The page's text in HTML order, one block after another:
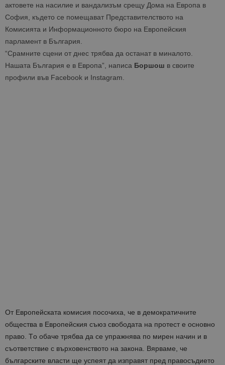
актовете на насилие и вандализъм срещу Дома на Европа в
София, където се помещават Представителството на
Комисията и Информационното бюро на Европейския
парламент в България.
“Срамните сцени от днес трябва да останат в миналото.
Нашата България е в Европа”, написа Боршош в своите
профили във Facebook и Instagram.
От Европейската комисия посочиха, че в демократичните
общества в Европейския съюз свободата на протест е основно
право. Tо обаче трябва да се упражнява по мирен начин и в
съответствие с върховенството на закона. Вярваме, че
българските власти ще успеят да изправят пред правосъдието